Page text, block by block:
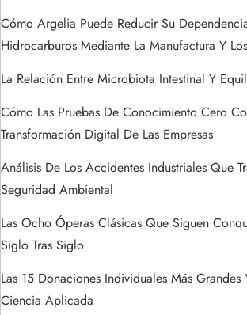
e
n
t
r
a
d
a
Cómo Argelia Puede Reducir Su
Hidrocarburos Mediante La Manufactura Y
La Relación Entre Microbiota Intestinal Y
Cómo Las Pruebas De Conocimiento Cero
Transformación Digital De Las Empresas
Análisis De Los Accidentes Industriales Que
Seguridad Ambiental
Las Ocho Óperas Clásicas Que Siguen
Siglo Tras Siglo
Las 15 Donaciones Individuales Más Grandes
Ciencia Aplicada